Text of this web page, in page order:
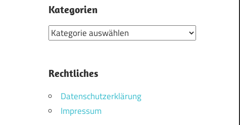
Kategorien
Kategorien
Rechtliches
Datenschutzerklärung
Impressum